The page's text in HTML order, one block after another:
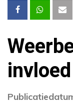
invloed